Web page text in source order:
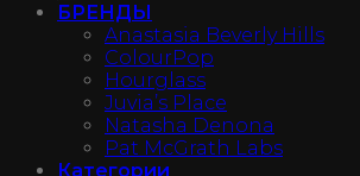
БРЕНДЫ
Anastasia Beverly Hills
ColourPop
Hourglass
Juvia’s Place
Natasha Denona
Pat McGrath Labs
Категории